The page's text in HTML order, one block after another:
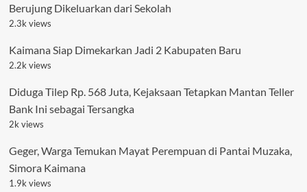
Berujung Dikeluarkan dari Sekolah
2.3k views
Kaimana Siap Dimekarkan Jadi 2 Kabupaten Baru
2.2k views
Diduga Tilep Rp. 568 Juta, Kejaksaan Tetapkan Mantan Teller
Bank Ini sebagai Tersangka
2k views
Geger, Warga Temukan Mayat Perempuan di Pantai Muzaka,
Simora Kaimana
1.9k views